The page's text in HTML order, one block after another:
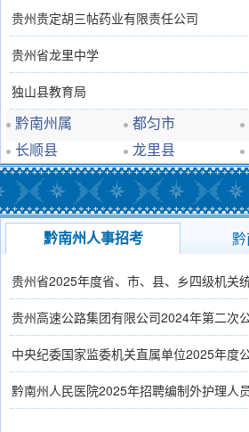
贵州贵定胡三帖药业有限责任公司
贵州省龙里中学
独山县教育局
黔南州属 都匀市
长顺县
龙里县
黔南州人事招考
贵州省2025年度省、市、县、乡四级机关
面向社会公开招录公务员（人民警察）公告
16)
贵州高速公路集团有限公司2024年第二次
招聘信息(12-7)
中央纪委国家监委机关直属单位2025年度
招聘工作人员公告(12-5)
黔南州人民医院2025年招聘编制外护理人